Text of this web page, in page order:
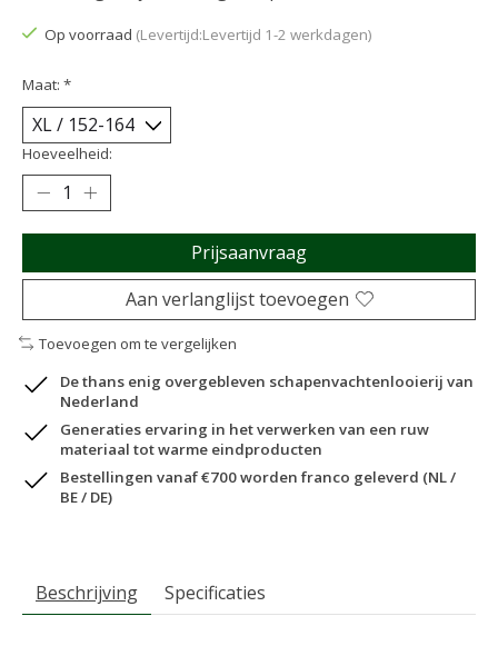
Op voorraad (Levertijd:Levertijd 1-2 werkdagen)
Maat: *
Hoeveelheid:
Prijsaanvraag
Aan verlanglijst toevoegen
Toevoegen om te vergelijken
De thans enig overgebleven schapenvachtenlooierij van
Nederland
Generaties ervaring in het verwerken van een ruw
materiaal tot warme eindproducten
Bestellingen vanaf €700 worden franco geleverd (NL /
BE / DE)
Beschrijving Specificaties